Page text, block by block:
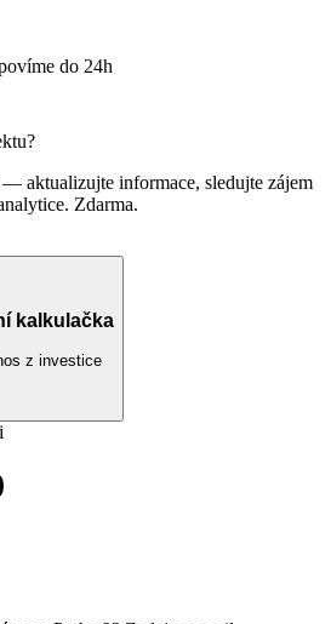
do 24h
aktualizujte informace, sledujte zájem
Zdarma.
kalkulačka
z investice